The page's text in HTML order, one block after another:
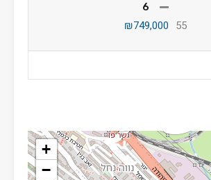
6
55
₪749,000
+
−